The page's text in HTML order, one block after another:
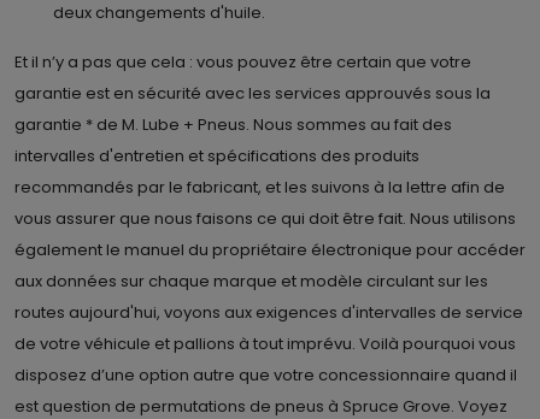
deux changements d'huile.
Et il n’y a pas que cela : vous pouvez être certain que votre
garantie est en sécurité avec les services approuvés sous la
garantie * de M. Lube + Pneus. Nous sommes au fait des
intervalles d'entretien et spécifications des produits
recommandés par le fabricant, et les suivons à la lettre afin de
vous assurer que nous faisons ce qui doit être fait. Nous utilisons
également le manuel du propriétaire électronique pour accéder
aux données sur chaque marque et modèle circulant sur les
routes aujourd'hui, voyons aux exigences d'intervalles de service
de votre véhicule et pallions à tout imprévu. Voilà pourquoi vous
disposez d’une option autre que votre concessionnaire quand il
est question de permutations de pneus à Spruce Grove. Voyez